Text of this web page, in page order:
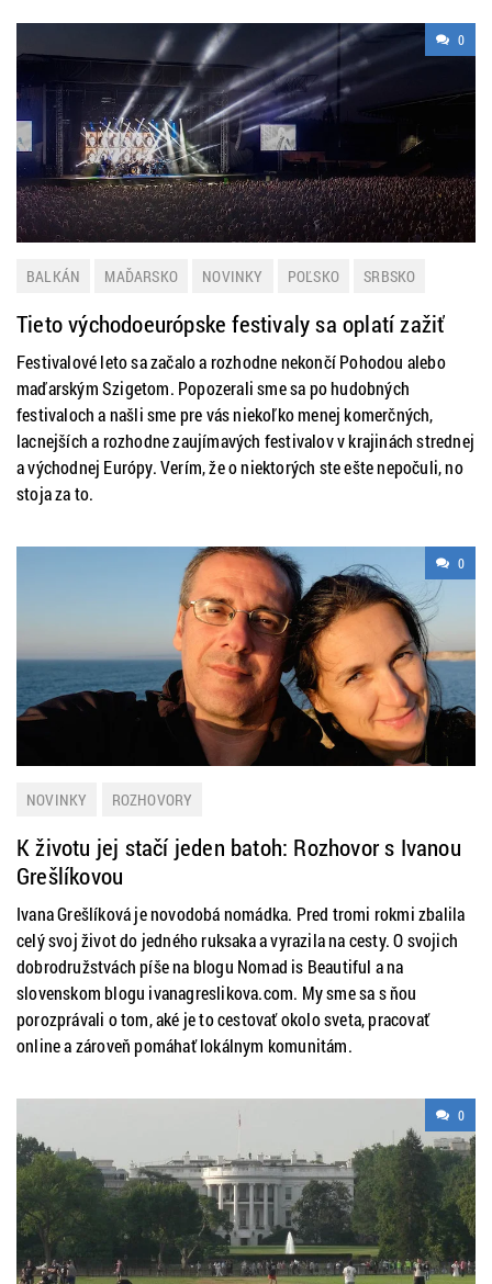
0
BALKÁN MAĎARSKO NOVINKY POĽSKO
SRBSKO
ZAHRANIČIE
Tieto východoeurópske festivaly sa oplatí zažiť
Festivalové leto sa začalo a rozhodne nekončí Pohodou alebo
maďarským Szigetom. Popozerali sme sa po hudobných
festivaloch a našli sme pre vás niekoľko menej komerčných,
lacnejších a rozhodne zaujímavých festivalov v krajinách strednej
a východnej Európy. Verím, že o niektorých ste ešte nepočuli, no
stoja za to.
0
NOVINKY ROZHOVORY
K životu jej stačí jeden batoh: Rozhovor s Ivanou
Grešlíkovou
Ivana Grešlíková je novodobá nomádka. Pred tromi rokmi zbalila
celý svoj život do jedného ruksaka a vyrazila na cesty. O svojich
dobrodružstvách píše na blogu Nomad is Beautiful a na
slovenskom blogu ivanagreslikova.com. My sme sa s ňou
porozprávali o tom, aké je to cestovať okolo sveta, pracovať
online a zároveň pomáhať lokálnym komunitám.
0